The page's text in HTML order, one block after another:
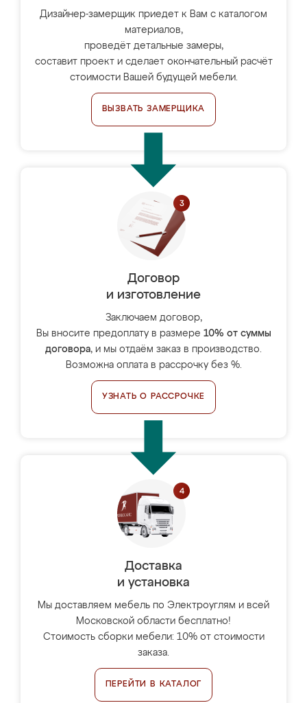
Дизайнер-замерщик приедет к Вам с каталогом
материалов,
проведёт детальные замеры,
составит проект и сделает окончательный расчёт
стоимости Вашей будущей мебели.
ВЫЗВАТЬ ЗАМЕРЩИКА
Договор
и изготовление
Заключаем договор,
Вы вносите предоплату в размере 10% от суммы
договора, и мы отдаём заказ в производство.
Возможна оплата в рассрочку без %.
УЗНАТЬ О РАССРОЧКЕ
Доставка
и установка
Мы доставляем мебель по Электроуглям и всей
Московской области бесплатно!
Стоимость сборки мебели: 10% от стоимости
заказа.
ПЕРЕЙТИ В КАТАЛОГ